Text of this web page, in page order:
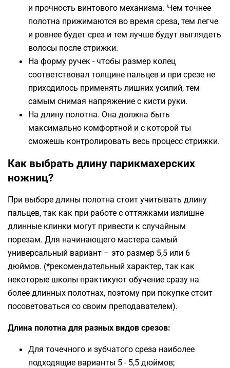
и прочность винтового механизма. Чем точнее
полотна прижимаются во время среза, тем легче
и ровнее будет срез и тем лучше будут выглядеть
волосы после стрижки.
На форму ручек - чтобы размер колец
соответствовал толщине пальцев и при срезе не
приходилось применять лишних усилий, тем
самым снимая напряжение с кисти руки.
На длину полотна. Она должна быть
максимально комфортной и с которой ты
сможешь контролировать весь процесс стрижки.
Как выбрать длину парикмахерских
ножниц?
При выборе длины полотна стоит учитывать длину
пальцев, так как при работе с оттяжками излишне
длинные клинки могут привести к случайным
порезам. Для начинающего мастера самый
универсальный вариант – это размер 5,5 или 6
дюймов. (*рекомендательный характер, так как
некоторые школы практикуют обучение сразу на
более длинных полотнах, поэтому при покупке стоит
посоветоваться со своим преподавателем).
Длина полотна для разных видов срезов:
Для точечного и зубчатого среза наиболее
подходящие варианты 5 - 5,5 дюймов;